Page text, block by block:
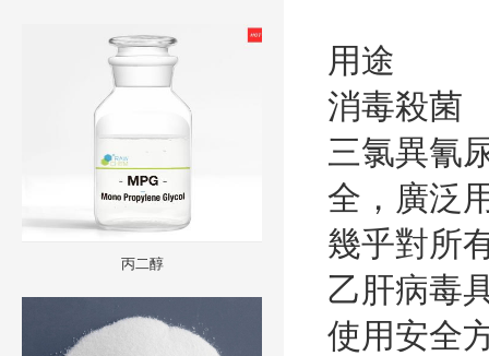
丙二醇
用途
消毒殺菌
三氯異氰
全，廣泛
幾乎對所
乙肝病毒
使用安全